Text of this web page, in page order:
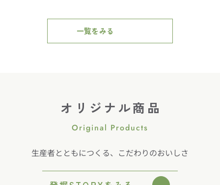
一覧をみる
オリジナル商品
Original Products
生産者とともにつくる、こだわりのおいしさ